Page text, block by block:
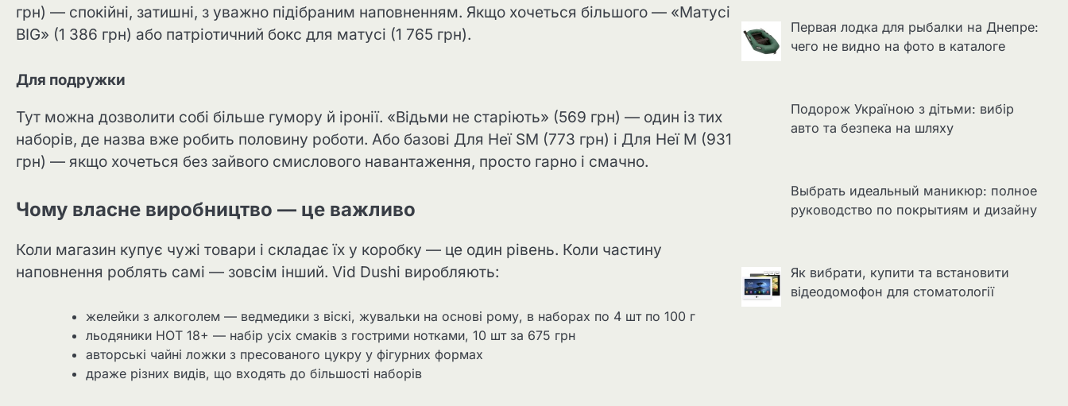
грн) — спокійні, затишні, з уважно підібраним наповненням. Якщо хочеться більшого — «Матусі
BIG» (1 386 грн) або патріотичний бокс для матусі (1 765 грн).
Для подружки
Тут можна дозволити собі більше гумору й іронії. «Відьми не старіють» (569 грн) — один із тих
наборів, де назва вже робить половину роботи. Або базові Для Неї SM (773 грн) і Для Неї М (931
грн) — якщо хочеться без зайвого смислового навантаження, просто гарно і смачно.
Чому власне виробництво — це важливо
Коли магазин купує чужі товари і складає їх у коробку — це один рівень. Коли частину
наповнення роблять самі — зовсім інший. Vid Dushi виробляють:
желейки з алкоголем — ведмедики з віскі, жувальки на основі рому, в наборах по 4 шт по 100 г
льодяники HOT 18+ — набір усіх смаків з гострими нотками, 10 шт за 675 грн
авторські чайні ложки з пресованого цукру у фігурних формах
драже різних видів, що входять до більшості наборів
Первая лодка для рыбалки на Днепре:
чего не видно на фото в каталоге
Подорож Україною з дітьми: вибір
авто та безпека на шляху
Выбрать идеальный маникюр: полное
руководство по покрытиям и дизайну
Як вибрати, купити та встановити
відеодомофон для стоматології